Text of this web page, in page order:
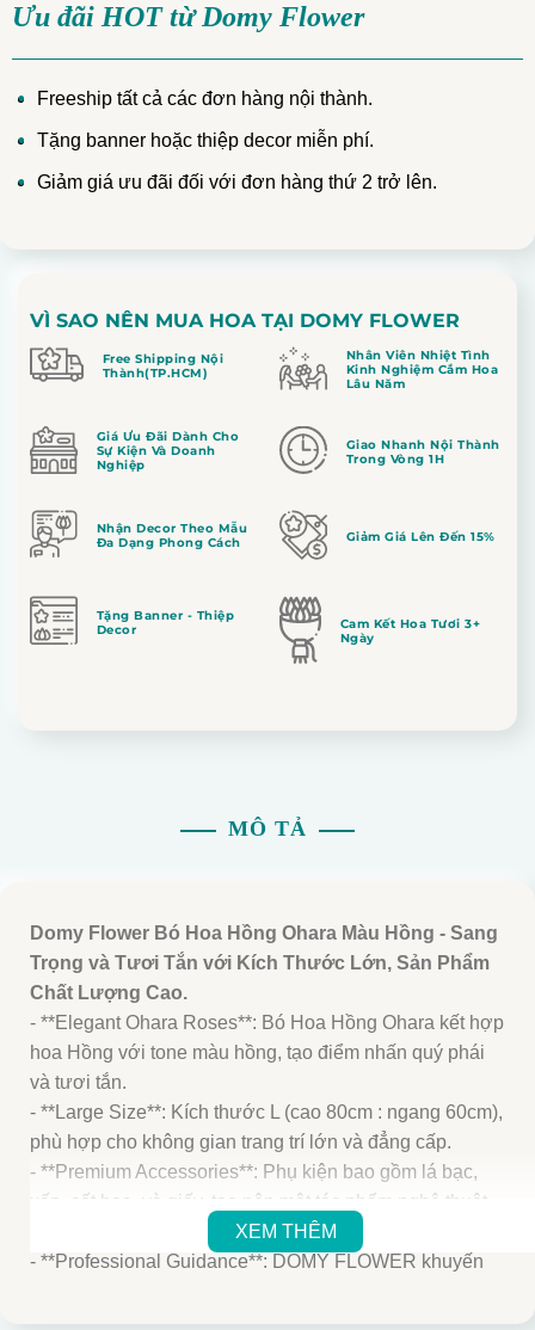
Ưu đãi HOT từ Domy Flower
Freeship tất cả các đơn hàng nội thành.
Tặng banner hoặc thiệp decor miễn phí.
Giảm giá ưu đãi đối với đơn hàng thứ 2 trở lên.
VÌ SAO NÊN MUA HOA TẠI DOMY FLOWER
Free Shipping Nội
Thành(TP.HCM)
Nhân Viên Nhiệt Tình
Kinh Nghiệm Cắm Hoa
Lâu Năm
Giá Ưu Đãi Dành Cho
Sự Kiện Và Doanh
Nghiệp
Giao Nhanh Nội Thành
Trong Vòng 1H
Nhận Decor Theo Mẫu
Đa Dạng Phong Cách
Giảm Giá Lên Đến 15%
Tặng Banner - Thiệp
Decor
Cam Kết Hoa Tươi 3+
Ngày
MÔ TẢ
Domy Flower Bó Hoa Hồng Ohara Màu Hồng - Sang
Trọng và Tươi Tắn với Kích Thước Lớn, Sản Phẩm
Chất Lượng Cao.
- **Elegant Ohara Roses**: Bó Hoa Hồng Ohara kết hợp
hoa Hồng với tone màu hồng, tạo điểm nhấn quý phái
và tươi tắn.
- **Large Size**: Kích thước L (cao 80cm : ngang 60cm),
phù hợp cho không gian trang trí lớn và đẳng cấp.
- **Premium Accessories**: Phụ kiện bao gồm lá bạc,
xốp, cốt hoa, và giấy, tạo nên một tác phẩm nghệ thuật
- **Professional Guidance**: DOMY FLOWER khuyến
vẻ đẹp đa dạng và tạo ra bó hoa tươi mới nhất.
XEM THÊM